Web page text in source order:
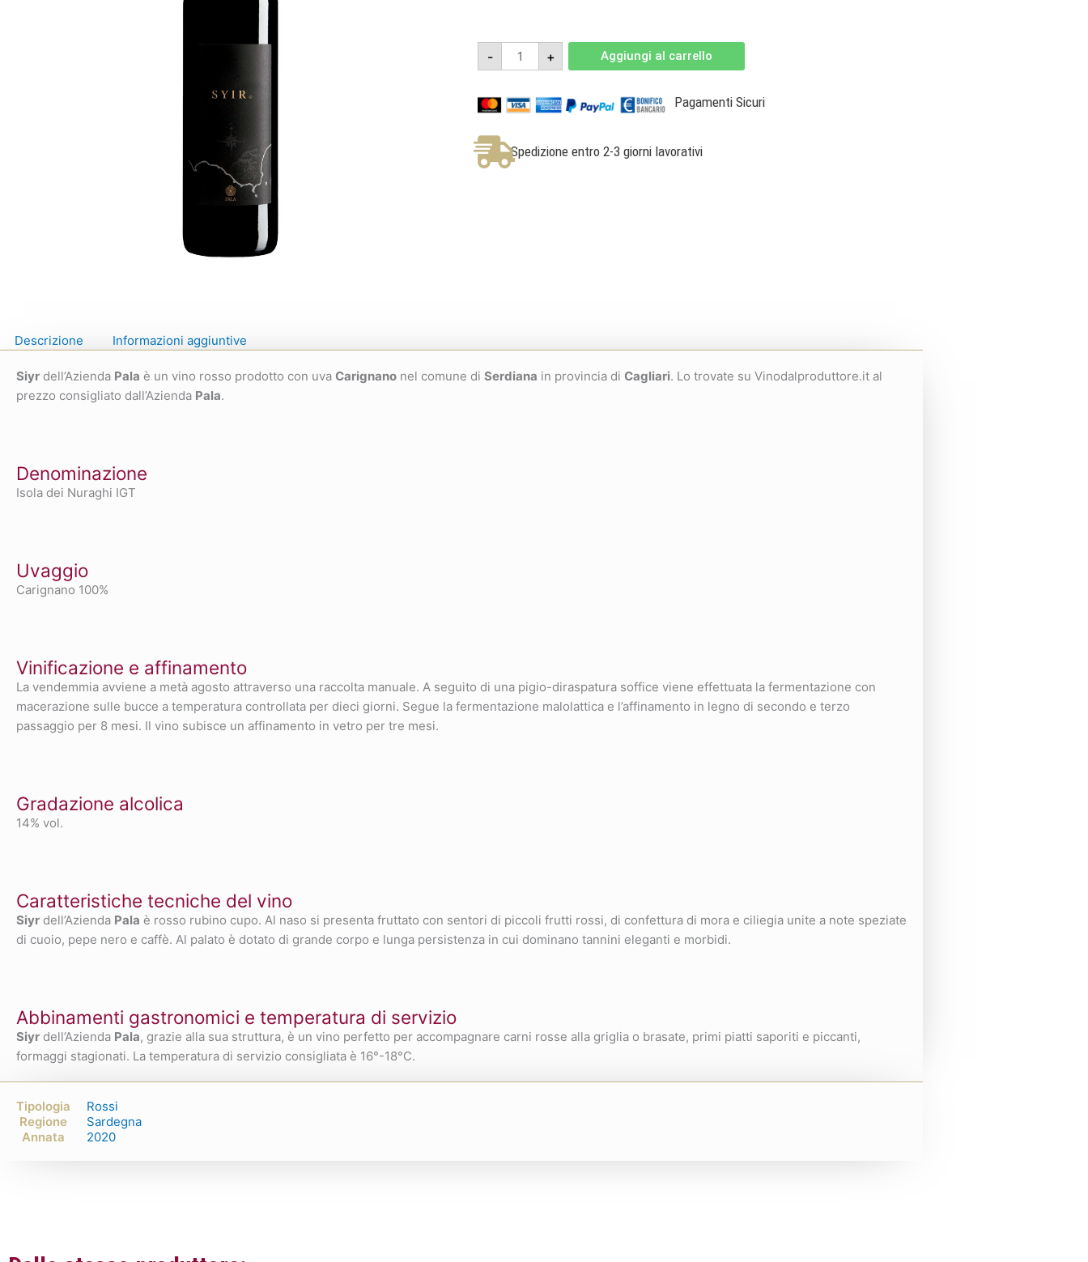
-
Siyr
2020
-
dei
Nuraghi
Pala
quantità
+ Aggiungi al carrello
Pagamenti Sicuri
Spedizione entro 2-3 giorni lavorativi
Descrizione Informazioni aggiuntive
Siyr dell’Azienda Pala è un vino rosso prodotto con uva Carignano nel comune di Serdiana in provincia di Cagliari. Lo trovate su Vinodalproduttore.it al
prezzo consigliato dall’Azienda Pala.
Denominazione
Isola dei Nuraghi IGT
Uvaggio
Carignano 100%
Vinificazione e affinamento
La vendemmia avviene a metà agosto attraverso una raccolta manuale. A seguito di una pigio-diraspatura soffice viene effettuata la fermentazione con
macerazione sulle bucce a temperatura controllata per dieci giorni. Segue la fermentazione malolattica e l’affinamento in legno di secondo e terzo
passaggio per 8 mesi. Il vino subisce un affinamento in vetro per tre mesi.
Gradazione alcolica
14% vol.
Caratteristiche tecniche del vino
Siyr dell’Azienda Pala è rosso rubino cupo. Al naso si presenta fruttato con sentori di piccoli frutti rossi, di confettura di mora e ciliegia unite a note speziate
di cuoio, pepe nero e caffè. Al palato è dotato di grande corpo e lunga persistenza in cui dominano tannini eleganti e morbidi.
Abbinamenti gastronomici e temperatura di servizio
Siyr dell’Azienda Pala, grazie alla sua struttura, è un vino perfetto per accompagnare carni rosse alla griglia o brasate, primi piatti saporiti e piccanti,
formaggi stagionati. La temperatura di servizio consigliata è 16°-18°C.
Tipologia
Rossi
Regione
Sardegna
Annata
2020